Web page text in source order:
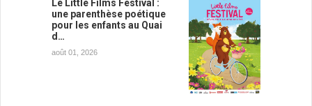
Le Little Films Festival :
une parenthèse poétique
pour les enfants au Quai
d…
août 01, 2026